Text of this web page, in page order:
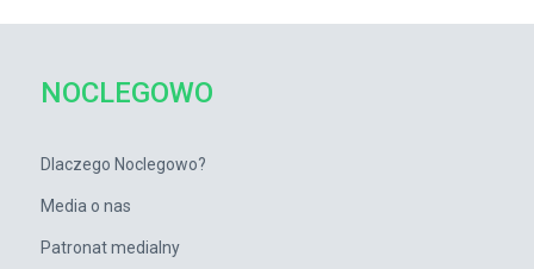
NOCLEGOWO
Dlaczego Noclegowo?
Media o nas
Patronat medialny